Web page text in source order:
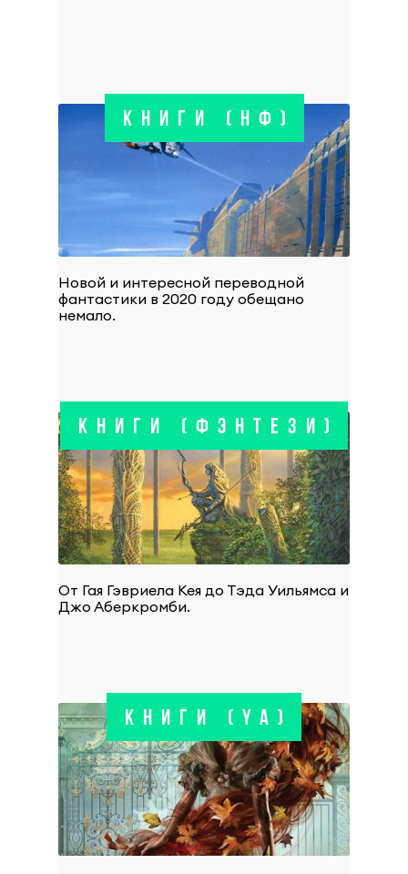
КНИГИ (НФ)
Новой и интересной переводной
фантастики в 2020 году обещано
немало.
КНИГИ (ФЭНТЕЗИ)
От Гая Гэвриела Кея до Тэда Уильямса и
Джо Аберкромби.
КНИГИ (YA)